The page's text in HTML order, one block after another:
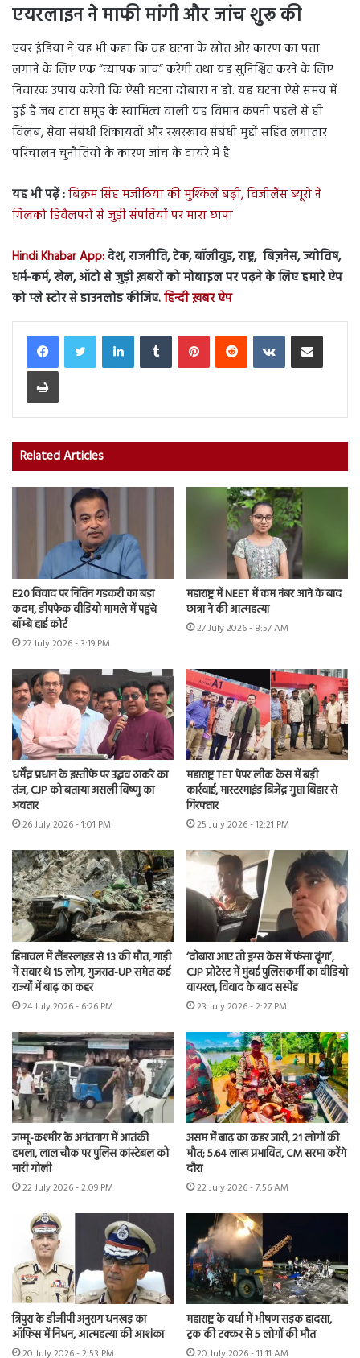
एयरलाइन ने माफी मांगी और जांच शुरू की
एयर इंडिया ने यह भी कहा कि वह घटना के स्रोत और कारण का पता
लगाने के लिए एक “व्यापक जांच” करेगी तथा यह सुनिश्चित करने के लिए
निवारक उपाय करेगी कि ऐसी घटना दोबारा न हो. यह घटना ऐसे समय में
हुई है जब टाटा समूह के स्वामित्व वाली यह विमान कंपनी पहले से ही
विलंब, सेवा संबंधी शिकायतों और रखरखाव संबंधी मुद्दों सहित लगातार
परिचालन चुनौतियों के कारण जांच के दायरे में है.
यह भी पढ़ें :बिक्रम सिंह मजीठिया की मुश्किलें बढ़ी, विजीलैंस ब्यूरो ने
गिलको डिवैलपरों से जुड़ी संपत्तियों पर मारा छापा
Hindi Khabar App:देश, राजनीति, टेक, बॉलीवुड, राष्ट्र, बिज़नेस, ज्योतिष,
धर्म-कर्म, खेल, ऑटो से जुड़ी ख़बरों को मोबाइल पर पढ़ने के लिए हमारे ऐप
को प्ले स्टोर से डाउनलोड कीजिए.हिन्दी ख़बर ऐप
LinkedInTumblr PinterestReddit VKontakteShare via Email
Print
Related Articles
E20 विवाद पर नितिन गडकरी का बड़ा
कदम, डीपफेक वीडियो मामले में पहुंचे
बॉम्बे हाई कोर्ट
27 July 2026 - 3:19 PM
महाराष्ट्र में NEET में कम नंबर आने के बाद
छात्रा ने की आत्महत्या
27 July 2026 - 8:57 AM
धर्मेंद्र प्रधान के इस्तीफे पर उद्धव ठाकरे का
तंज, CJP को बताया असली विष्णु का
अवतार
26 July 2026 - 1:01 PM
महाराष्ट्र TET पेपर लीक केस में बड़ी
कार्रवाई, मास्टरमाइंड बिजेंद्र गुप्ता बिहार से
गिरफ्तार
25 July 2026 - 12:21 PM
हिमाचल में लैंडस्लाइड से 13 की मौत, गाड़ी
में सवार थे 15 लोग, गुजरात-UP समेत कई
राज्यों में बाढ़ का कहर
24 July 2026 - 6:26 PM
‘दोबारा आए तो ड्रग्स केस में फंसा दूंगा’,
CJP प्रोटेस्ट में मुंबई पुलिसकर्मी का वीडियो
वायरल, विवाद के बाद सस्पेंड
23 July 2026 - 2:27 PM
जम्मू-कश्मीर के अनंतनाग में आतंकी
हमला, लाल चौक पर पुलिस कांस्टेबल को
मारी गोली
22 July 2026 - 2:09 PM
असम में बाढ़ का कहर जारी, 21 लोगों की
मौत; 5.64 लाख प्रभावित, CM सरमा करेंगे
दौरा
22 July 2026 - 7:56 AM
त्रिपुरा के डीजीपी अनुराग धनखड़ का
ऑफिस में निधन, आत्महत्या की आशंका
20 July 2026 - 2:53 PM
महाराष्ट्र के वर्धा में भीषण सड़क हादसा,
ट्रक की टक्कर से 5 लोगों की मौत
20 July 2026 - 11:11 AM